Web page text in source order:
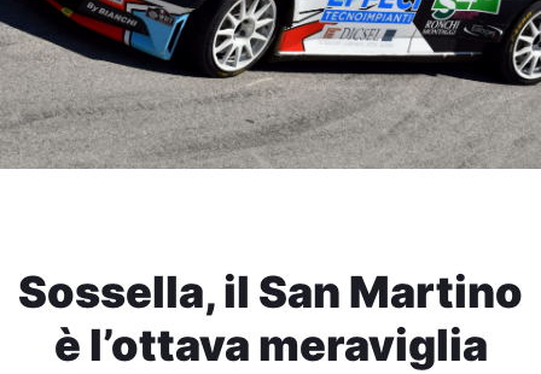
Sossella, il San Martino
è l’ottava meraviglia